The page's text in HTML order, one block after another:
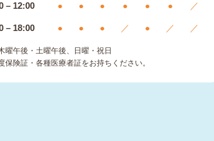
– 12:00 ● ● ● ● ● ● ／
– 18:00 ● ● ● ／ ● ／ ／
曜午後・土曜午後、日曜・祝日
保険証・各種医療者証をお持ちください。